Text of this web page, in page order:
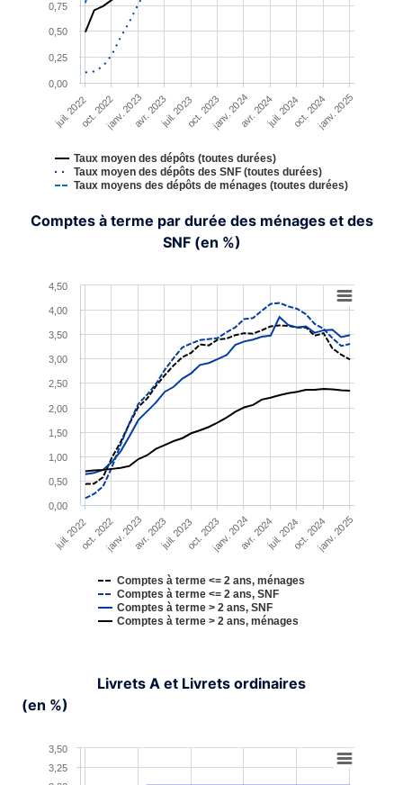
Taux moyen des dépôts (toutes durées)
Taux moyen des dépôts des SNF (toutes durées)
Taux moyens des dépôts de ménages (toutes durées)
0,00
0,25
0,50
0,75
juil. 2022oct. 2022janv. 2023avr. 2023juil. 2023oct. 2023janv. 2024avr. 2024juil. 2024oct. 2024janv. 2025
End of interactive chart.
Comptes à terme par durée des ménages et des
SNF (en %)
Line chart with 4 lines.
View as data table, Chart
The chart has 1 X axis displaying XAxis.
The chart has 1 Y axis displaying YAxis. Range: 0 to 4.5.
Comptes à terme <= 2 ans, ménages
Comptes à terme <= 2 ans, SNF
Comptes à terme > 2 ans, SNF
Comptes à terme > 2 ans, ménages
0,00
0,50
1,00
1,50
2,00
2,50
3,00
3,50
4,00
4,50
juil. 2022oct. 2022janv. 2023avr. 2023juil. 2023oct. 2023janv. 2024avr. 2024juil. 2024oct. 2024janv. 2025
Livrets A et Livrets ordinaires
(en %)
Line chart with 2 lines.
3,25
3,50